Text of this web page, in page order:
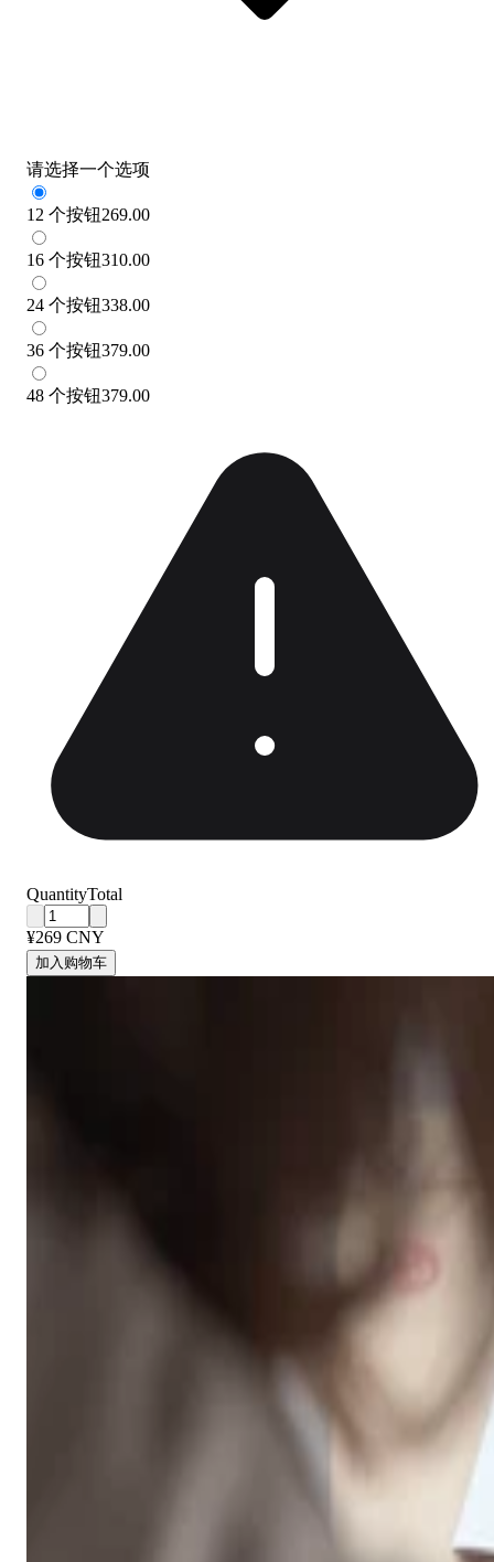
请选择一个选项
12 个按钮269.00
16 个按钮310.00
24 个按钮338.00
36 个按钮379.00
48 个按钮379.00
QuantityTotal
¥269 CNY
加入购物车